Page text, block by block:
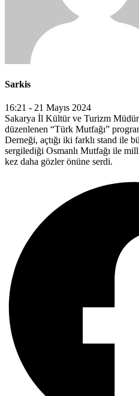
Sarkis
16:21 - 21 Mayıs 2024
Sakarya İl Kültür ve Turizm
düzenlenen “Türk Mutfağı”
Derneği, açtığı iki farklı stand ile
sergilediği Osmanlı Mutfağı ile
kez daha gözler önüne serdi.